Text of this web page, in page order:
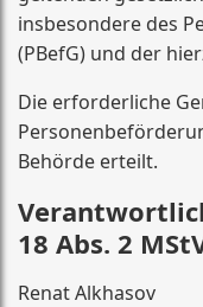
insbesondere des
(PBefG) und der
Die erforderliche
Behörde erteilt.
18 Abs. 2
Renat Alkhasov